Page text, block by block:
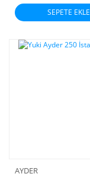
SEPETE EKLE
AYDER